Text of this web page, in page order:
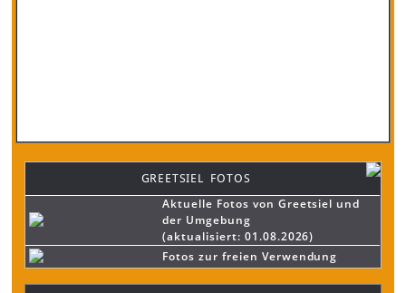
GREETSIEL FOTOS
Aktuelle Fotos von Greetsiel und
der Umgebung
(aktualisiert: 01.08.2026)
Fotos zur freien Verwendung